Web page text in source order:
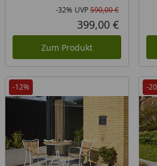
Rabatt
-32% UVP590,00 €
Aktueller
399,00 €
Zum Produkt
-12% -